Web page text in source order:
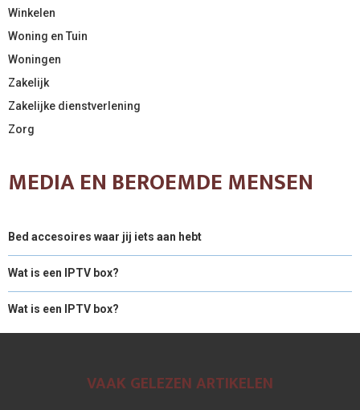
Winkelen
Woning en Tuin
Woningen
Zakelijk
Zakelijke dienstverlening
Zorg
MEDIA EN BEROEMDE MENSEN
Bed accesoires waar jij iets aan hebt
Wat is een IPTV box?
Wat is een IPTV box?
VAAK GELEZEN ARTIKELEN